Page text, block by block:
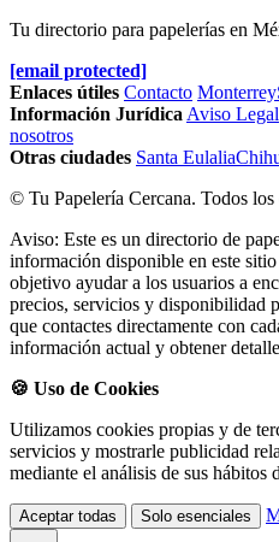
Tu directorio para papelerías en
[email protected]
Enlaces útiles Contacto Monterrey
Información Jurídica Aviso Legal
nosotros
Otras ciudades Santa Eulalia
© Tu Papelería Cercana. Todos los
Aviso: Este es un directorio de
información disponible en este
objetivo ayudar a los usuarios a
precios, servicios y disponibilidad
que contactes directamente con
información actual y obtener
🍪 Uso de Cookies
Utilizamos cookies propias y de
servicios y mostrarle publicidad
mediante el análisis de sus hábitos
Aceptar todas Solo esenciales